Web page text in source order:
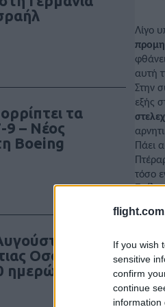
If you wish
sensitive
confirm
continue
information
τα
– Νέος
Boeing
2008:
Οσσετίας, η
Λίγο
αυτή
Στην
εξής
Πάει
τόσο
της